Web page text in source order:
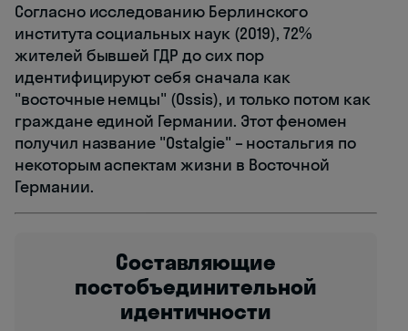
Согласно исследованию Берлинского
института социальных наук (2019), 72%
жителей бывшей ГДР до сих пор
идентифицируют себя сначала как
"восточные немцы" (Ossis), и только потом как
граждане единой Германии. Этот феномен
получил название "Ostalgie" – ностальгия по
некоторым аспектам жизни в Восточной
Германии.
Составляющие
постобъединительной
идентичности